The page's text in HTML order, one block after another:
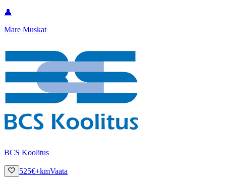
👤
Mare Muskat
BCS Koolitus
525€+kmVaata